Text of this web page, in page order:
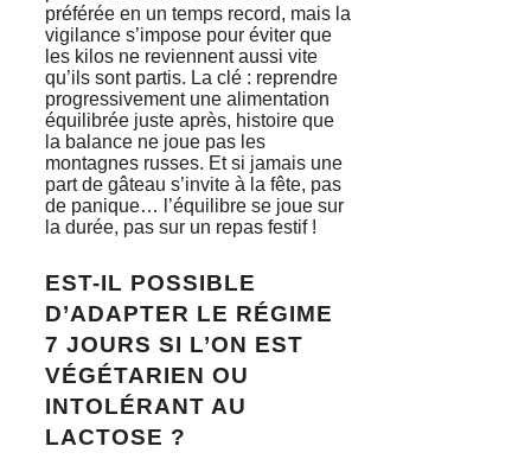
préférée en un temps record, mais la
vigilance s’impose pour éviter que
les kilos ne reviennent aussi vite
qu’ils sont partis. La clé : reprendre
progressivement une alimentation
équilibrée juste après, histoire que
la balance ne joue pas les
montagnes russes. Et si jamais une
part de gâteau s’invite à la fête, pas
de panique… l’équilibre se joue sur
la durée, pas sur un repas festif !
EST-IL POSSIBLE
D’ADAPTER LE RÉGIME
7 JOURS SI L’ON EST
VÉGÉTARIEN OU
INTOLÉRANT AU
LACTOSE ?